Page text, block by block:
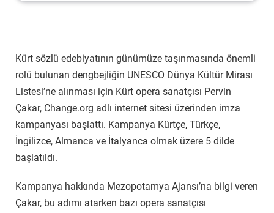
Kürt sözlü edebiyatının günümüze taşınmasında önemli
rolü bulunan dengbejliğin UNESCO Dünya Kültür Mirası
Listesi’ne alınması için Kürt opera sanatçısı Pervin
Çakar, Change.org adlı internet sitesi üzerinden imza
kampanyası başlattı. Kampanya Kürtçe, Türkçe,
İngilizce, Almanca ve İtalyanca olmak üzere 5 dilde
başlatıldı.
Kampanya hakkında Mezopotamya Ajansı’na bilgi veren
Çakar, bu adımı atarken bazı opera sanatçısı